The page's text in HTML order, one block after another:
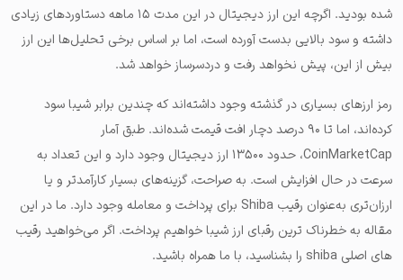
شده بودید. اگرچه این ارز دیجیتال در این مدت ۱۵ ماهه دستاوردهای زیادی
داشته و سود بالایی بدست آورده است، اما بر اساس برخی تحلیل‌ها این ارز
بیش از این، پیش نخواهد رفت و دردسرساز خواهد شد.
رمز ارزهای بسیاری در گذشته وجود داشته‌اند که چندین برابر شیبا سود
کرده‌اند، اما تا ۹۰ درصد دچار افت قیمت شده‌اند. طبق آمار
CoinMarketCap، حدود ۱۳۵۰۰ ارز دیجیتال وجود دارد و این تعداد به
سرعت در حال افزایش است. به صراحت، گزینه‌های بسیار کارآمدتر و یا
ارزان‌تری به‌عنوان رقیب Shiba برای پرداخت و معامله وجود دارد. ما در این
مقاله به خطرناک ترین رقبای ارز شیبا خواهیم پرداخت. اگر می‌خواهید رقیب
های اصلی shiba را بشناسید، با ما همراه باشید.